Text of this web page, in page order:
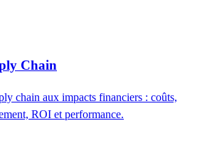
Chain
chain aux impacts financiers : coûts,
ROI et performance.